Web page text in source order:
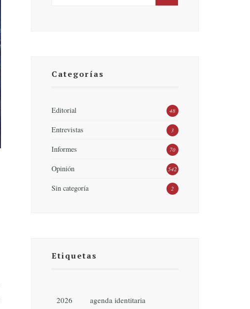
Categorías
Editorial 48
Entrevistas 3
Informes 70
Opinión 542
Sin categoría 2
Etiquetas
2026 agenda identitaria